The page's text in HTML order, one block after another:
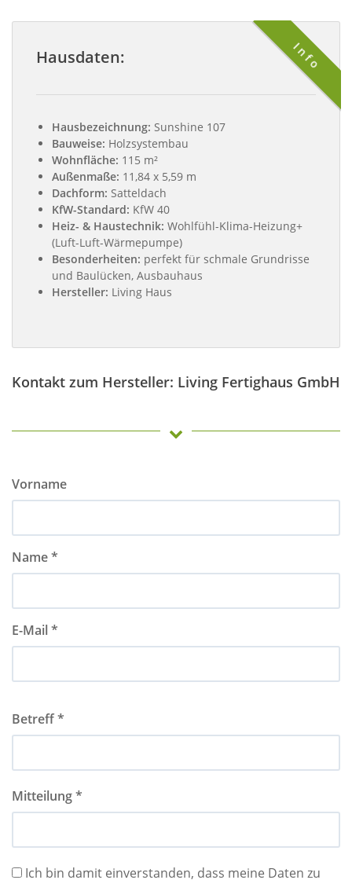
Info
Hausdaten:
Hausbezeichnung: Sunshine 107
Bauweise: Holzsystembau
Wohnfläche: 115 m²
Außenmaße: 11,84 x 5,59 m
Dachform: Satteldach
KfW-Standard: KfW 40
Heiz- & Haustechnik: Wohlfühl-Klima-Heizung+
(Luft-Luft-Wärmepumpe)
Besonderheiten: perfekt für schmale Grundrisse
und Baulücken, Ausbauhaus
Hersteller: Living Haus
Kontakt zum Hersteller: Living Fertighaus GmbH
Vorname
Name *
E-Mail *
Betreff *
Mitteilung *
Ich bin damit einverstanden, dass meine Daten zu